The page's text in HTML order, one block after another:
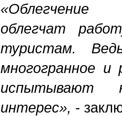
«Облегчение
облегчат
туристам.
многогранное и
испытывают
интерес», -